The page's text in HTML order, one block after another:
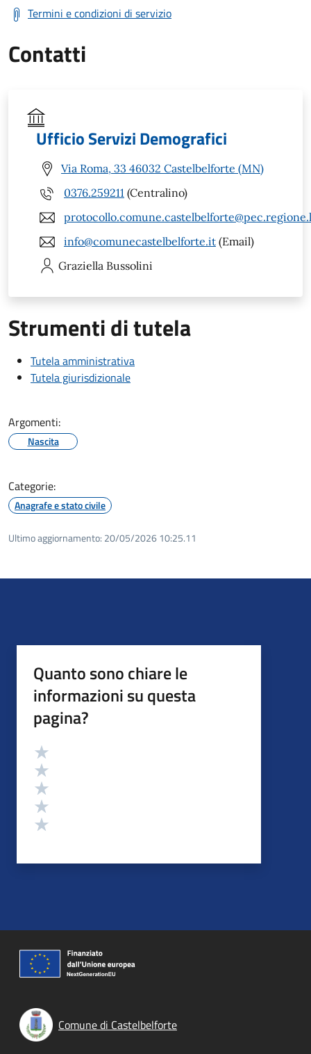
Termini e condizioni di servizio
Contatti
Ufficio Servizi Demografici
Via Roma, 33 46032 Castelbelforte (MN)
0376.259211 (Centralino)
info@comunecastelbelforte.it (Email)
Graziella Bussolini
Strumenti di tutela
Tutela amministrativa
Tutela giurisdizionale
Argomenti:
Nascita
Categorie:
Anagrafe e stato civile
Ultimo aggiornamento: 20/05/2026 10:25.11
Quanto sono chiare le
informazioni su questa
pagina?
Valutazione
Comune di Castelbelforte